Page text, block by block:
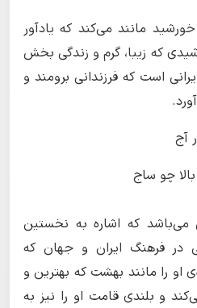
مانند می‌کند که یادآور
که زیبا، گرم و زندگی بخش
است که فرزندانی برومند و
آج
چو ساج
می‌باشد که اشاره به نخستین
در فرهنگ ایران و جهان که
او را مانند بهشت که بهترین و
و بلندی قامت او را نیز به